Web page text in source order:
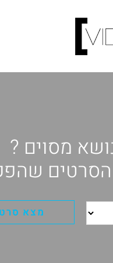
מסוים ?
הסרטים